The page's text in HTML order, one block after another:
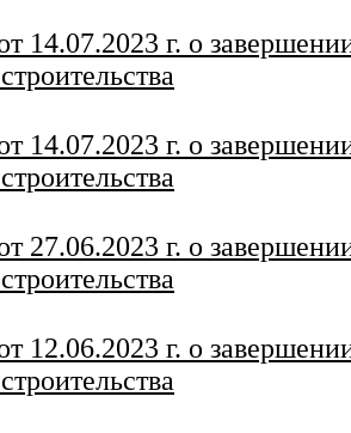
14.07.2023 г. о
14.07.2023 г. о
27.06.2023 г. о
12.06.2023 г. о